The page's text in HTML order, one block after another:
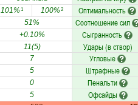
101%1 100%2 Оптимальность
51% Соотношение сил
+0.10% Сыгранность
11(5) Удары (в створ)
7 Угловые
5 Штрафные
0 Пенальти
5 Офсайды